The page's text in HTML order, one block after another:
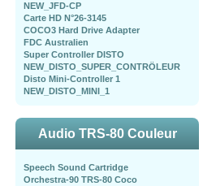
NEW_JFD-CP
Carte HD N°26-3145
COCO3 Hard Drive Adapter
FDC Australien
Super Controller DISTO
NEW_DISTO_SUPER_CONTRÖLEUR
Disto Mini-Controller 1
NEW_DISTO_MINI_1
Audio TRS-80 Couleur
Speech Sound Cartridge
Orchestra-90 TRS-80 Coco